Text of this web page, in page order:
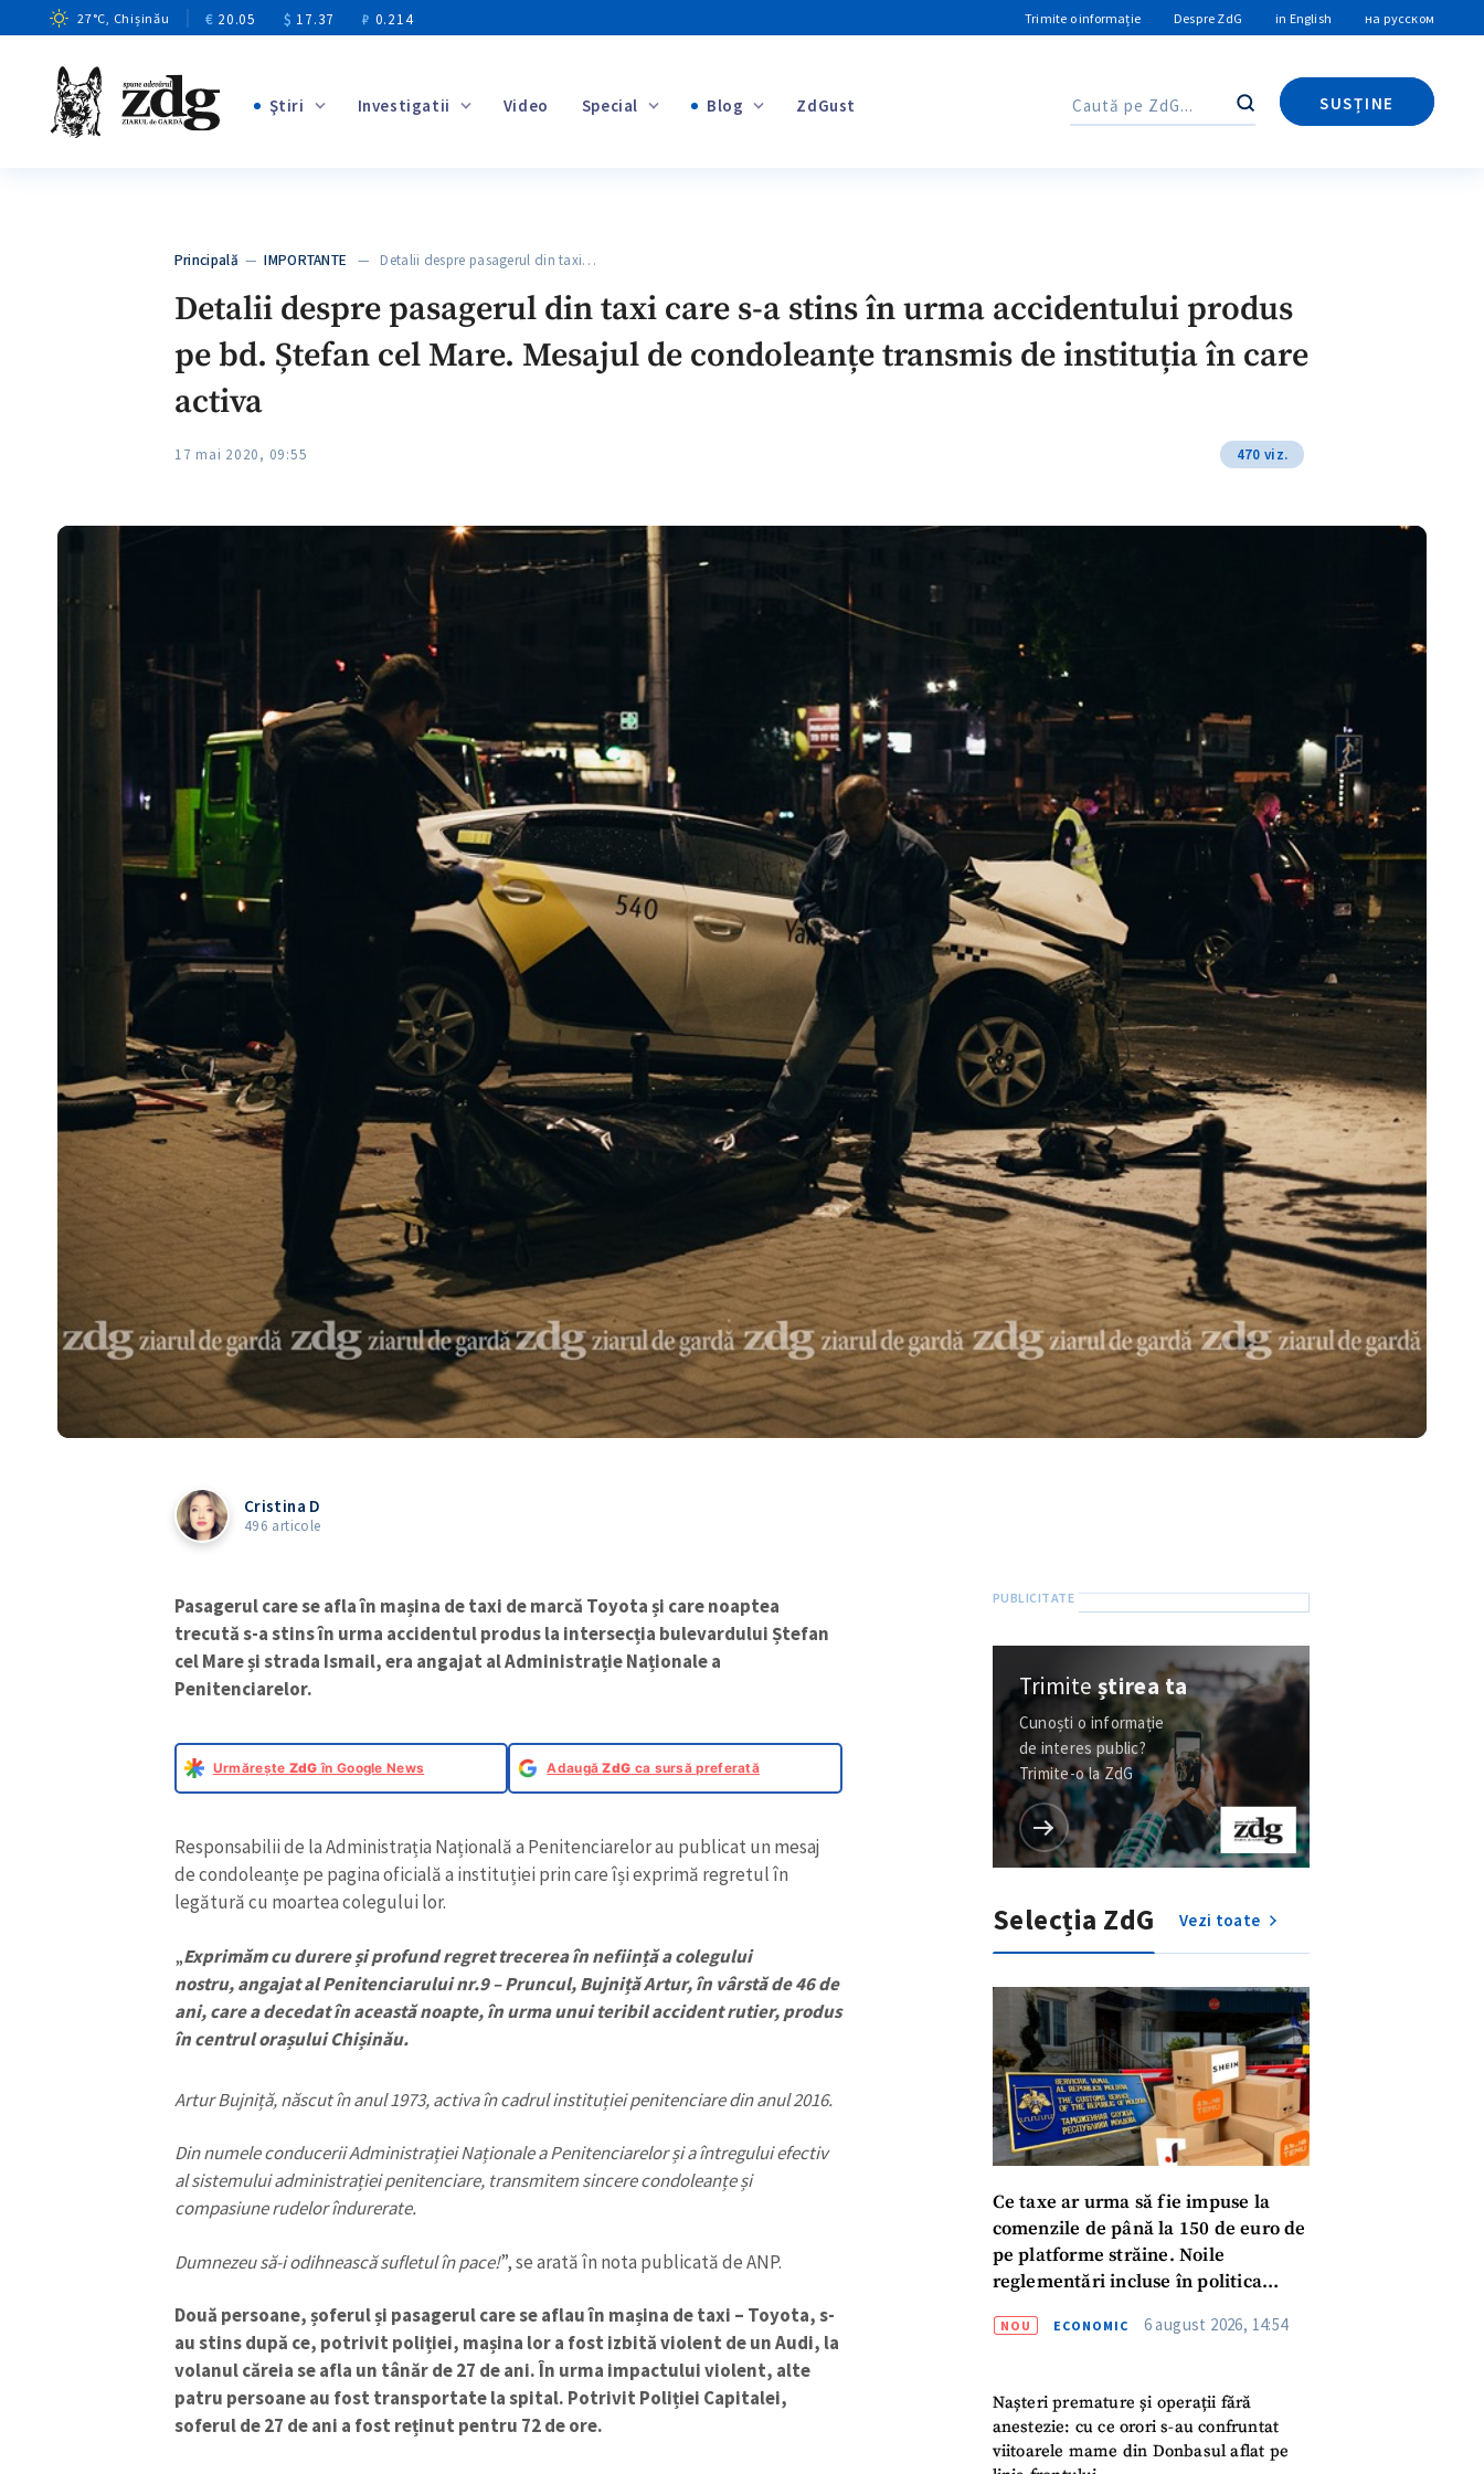
27°C, Chișinău € 20.05 $ 17.37 ₽ 0.214 Trimite o informație Despre ZdG in English на русском
Ştiri Investigatii Video Special Blog ZdGust Caută
SUSȚINE
Caută
Principală —IMPORTANTE — Detalii despre pasagerul din taxi…
Detalii despre pasagerul din taxi care s-a stins în urma accidentului produs
pe bd. Ștefan cel Mare. Mesajul de condoleanțe transmis de instituția în care
activa
17 mai 2020, 09:55 470 viz.
Cristina D
496 articole
Pasagerul care se afla în mașina de taxi de marcă Toyota și care noaptea
trecută s-a stins în urma accidentul produs la intersecția bulevardului Ștefan
cel Mare și strada Ismail, era angajat al Administrație Naționale a
Penitenciarelor.
Urmărește ZdG în Google News AdaugăZdG ca sursă preferată
Responsabilii de la Administrația Națională a Penitenciarelor au publicat un mesaj
de condoleanțe pe pagina oficială a instituției prin care își exprimă regretul în
legătură cu moartea colegului lor.
„Exprimăm cu durere și profund regret trecerea în neființă a colegului
nostru, angajat al Penitenciarului nr.9 – Pruncul, Bujniță Artur, în vârstă de 46 de
ani, care a decedat în această noapte, în urma unui teribil accident rutier, produs
în centrul orașului Chișinău.
Artur Bujniță, născut în anul 1973, activa în cadrul instituției penitenciare din anul 2016.
Din numele conducerii Administrației Naționale a Penitenciarelor și a întregului efectiv
al sistemului administrației penitenciare, transmitem sincere condoleanțe și
compasiune rudelor îndurerate.
Dumnezeu să-i odihnească sufletul în pace!”, se arată în nota publicată de ANP.
Două persoane, șoferul și pasagerul care se aflau în mașina de taxi – Toyota, s-
au stins după ce, potrivit poliției, mașina lor a fost izbită violent de un Audi, la
volanul căreia se afla un tânăr de 27 de ani. În urma impactului violent, alte
patru persoane au fost transportate la spital. Potrivit Poliției Capitalei,
soferul de 27 de ani a fost reținut pentru 72 de ore.
Trimiteștirea ta
Cunoști o informație
de interes public?
Trimite-o la ZdG
Selecția ZdG Vezi toate
Ce taxe ar urma să fie impuse la
comenzile de până la 150 de euro de
pe platforme străine. Noile
reglementări incluse în politica
NOU ECONOMIC 6 august 2026, 14:54
Nașteri premature și operații fără
anestezie: cu ce orori s-au confruntat
viitoarele mame din Donbasul aflat pe
Fotografie + Încarcă imagine
+ Numele meu
+ Emailul meu
+ Telefon personal